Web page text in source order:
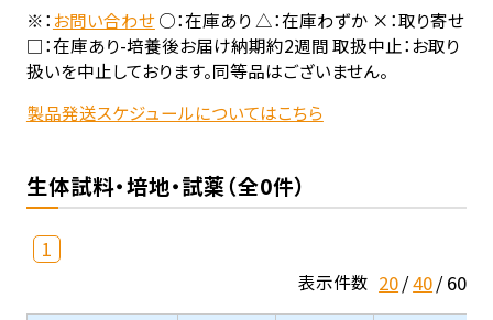
※：お問い合わせ○：在庫あり △：在庫わずか ×：取り寄せ
□：在庫あり-培養後お届け納期約2週間 取扱中止：お取り
扱いを中止しております。同等品はございません。
製品発送スケジュールについてはこちら
生体試料・培地・試薬（全0件）
1
表示件数 20 40 60